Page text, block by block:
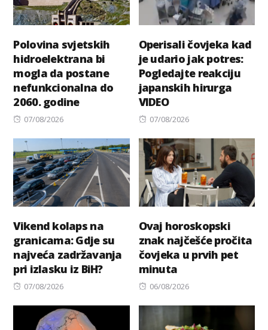
Polovina svjetskih
hidroelektrana bi
mogla da postane
nefunkcionalna do
2060. godine
Posted
07/08/2026
Operisali čovjeka kad
je udario jak potres:
Pogledajte reakciju
japanskih hirurga
VIDEO
Posted
07/08/2026
Vikend kolaps na
granicama: Gdje su
najveća zadržavanja
pri izlasku iz BiH?
Posted
07/08/2026
Ovaj horoskopski
znak najčešće pročita
čovjeka u prvih pet
minuta
Posted
06/08/2026